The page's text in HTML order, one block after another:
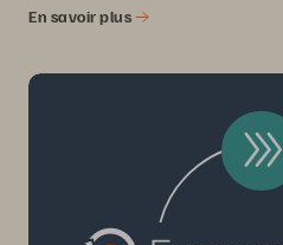
En savoir plus